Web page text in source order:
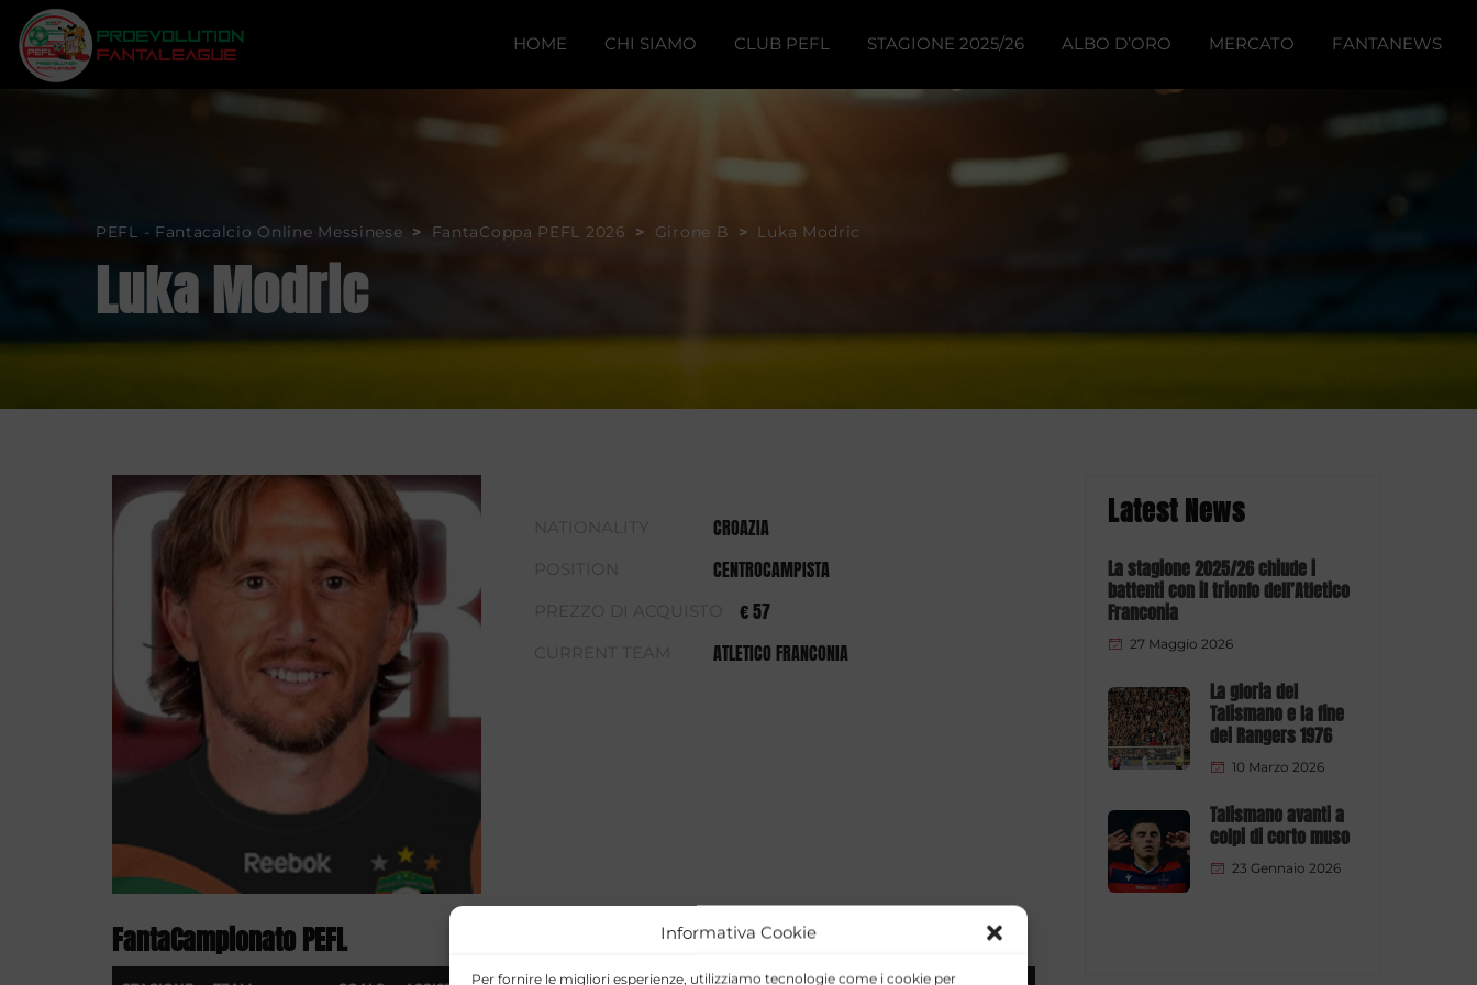
Informativa Cookie
Per fornire le migliori esperienze, utilizziamo tecnologie come i cookie per
HOME CHI SIAMO CLUB PEFL
Atletico Franconia
Football Trash
Il Talismano
STAGIONE 2025/26
Classifiche
Risultati
Regolamento
Classifiche
Regolamento
ALBO D’ORO MERCATO FANTANEWS
PEFL - Fantacalcio Online Messinese > FantaCoppa PEFL 2026 > Girone B > Luka Modric
Luka Modric
CROAZIA
CENTROCAMPISTA
€ 57
ATLETICO FRANCONIA
FantaCampionato PEFL
Latest News
27 Maggio 2026
La stagione 2025/26 chiude i
battenti con il trionfo dell’Atletico
Franconia
10 Marzo 2026
La gloria del
Talismano e la fine
dei Rangers 1976
23 Gennaio 2026
Talismano avanti a
colpi di corto muso